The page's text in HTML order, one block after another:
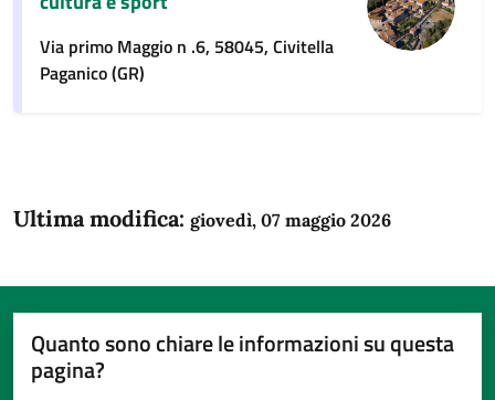
Via primo Maggio n .6, 58045, Civitella
Paganico (GR)
Ultima modifica: giovedì, 07 maggio 2026
Quanto sono chiare le informazioni su questa
pagina?